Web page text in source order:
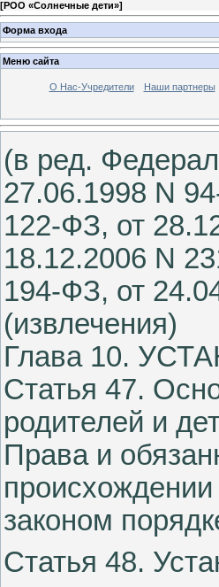
[РОО «Солнечные дети»]
Форма входа
Меню сайта
О Нас-Учредители Наши партнеры
(в ред.
27.06.1998 N
122-ФЗ, от
18.12.2006 N
194-ФЗ, от
(извлечения)
Глава 10.
Статья 47.
родителей и
Права и
законом
Статья 48.